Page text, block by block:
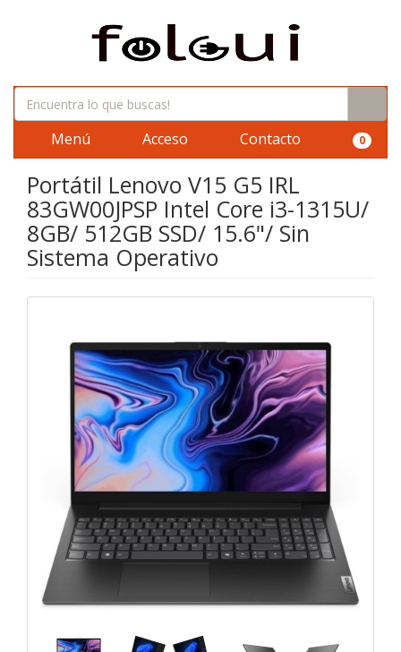
Menú Acceso Contacto 0
Portátil Lenovo V15 G5 IRL
83GW00JPSP Intel Core i3-1315U/
8GB/ 512GB SSD/ 15.6"/ Sin
Sistema Operativo